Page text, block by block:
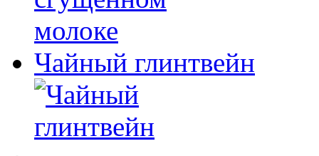
Чайный глинтвейн